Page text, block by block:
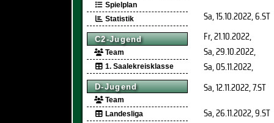
Spielplan
Statistik
C2-Jugend
Team
1. Saalekreisklasse
D-Jugend
Team
Landesliga
Sa, 15.10.2022, 6.ST
Fr, 21.10.2022,
Sa, 29.10.2022,
Sa, 05.11.2022,
Sa, 12.11.2022, 7.ST
Sa, 26.11.2022, 9.ST